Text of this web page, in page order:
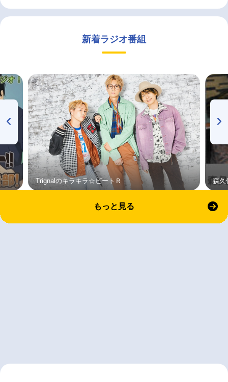
新着ラジオ番組
Trignalのキラキラ☆ビートＲ 森久
もっと見る